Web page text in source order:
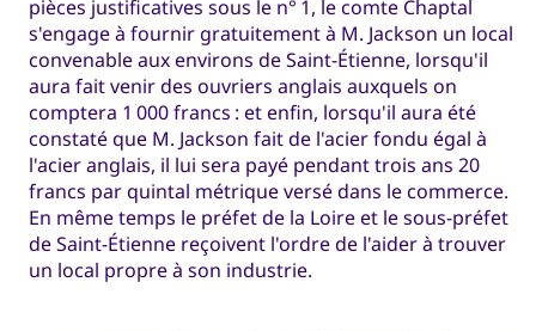
pièces justificatives sous le n° 1, le comte Chaptal
s'engage à fournir gratuitement à M. Jackson un local
convenable aux environs de Saint-Étienne, lorsqu'il
aura fait venir des ouvriers anglais auxquels on
comptera 1 000 francs : et enfin, lorsqu'il aura été
constaté que M. Jackson fait de l'acier fondu égal à
l'acier anglais, il lui sera payé pendant trois ans 20
francs par quintal métrique versé dans le commerce.
En même temps le préfet de la Loire et le sous-préfet
de Saint-Étienne reçoivent l'ordre de l'aider à trouver
un local propre à son industrie.